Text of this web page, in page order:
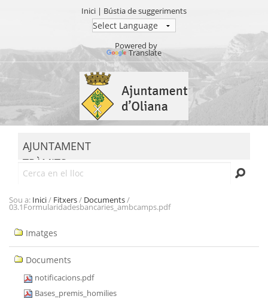
Inici | Bústia de suggeriments
Powered by
Translate
contingut.
Salta
AJUNTAMENT
TRÀMITS
SEU ELECTRÒNICA
TRANSPARÈNCIA
Sou a: Inici/ Fitxers/ Documents/
03.1Formularidadesbancaries_ambcamps.pdf
Navegació
Imatges
Documents
notificacions.pdf
Bases_premis_homilies